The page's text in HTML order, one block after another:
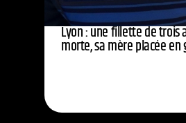
Lyon : une fillette de trois
morte, sa mère placée en